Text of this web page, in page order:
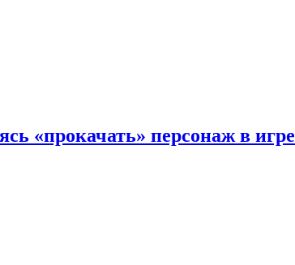
«прокачать» персонаж в игре